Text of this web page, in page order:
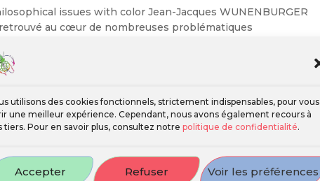
utilisons des cookies fonctionnels, strictement indispensables, pour vous
une meilleur expérience. Cependant, nous avons également recours à
tiers. Pour en savoir plus, consultez notre politique de confidentialité.
Accepter Refuser Voir les préférences
issues with color Jean-Jacques WUNENBURGER
au cœur de nombreuses problématiques
est sans nul doute le résultat...